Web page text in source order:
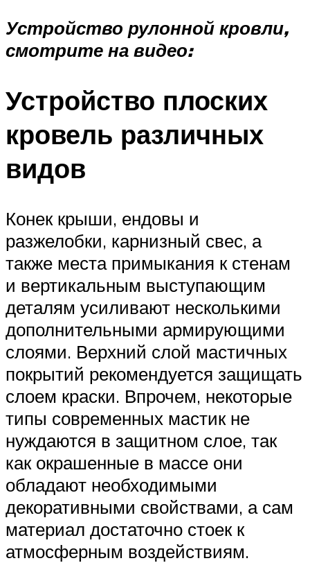
Устройство рулонной кровли,
смотрите на видео:
Устройство плоских
кровель различных
видов
Конек крыши, ендовы и
разжелобки, карнизный свес, а
также места примыкания к стенам
и вертикальным выступающим
деталям усиливают несколькими
дополнительными армирующими
слоями. Верхний слой мастичных
покрытий рекомендуется защищать
слоем краски. Впрочем, некоторые
типы современных мастик не
нуждаются в защитном слое, так
как окрашенные в массе они
обладают необходимыми
декоративными свойствами, а сам
материал достаточно стоек к
атмосферным воздействиям.